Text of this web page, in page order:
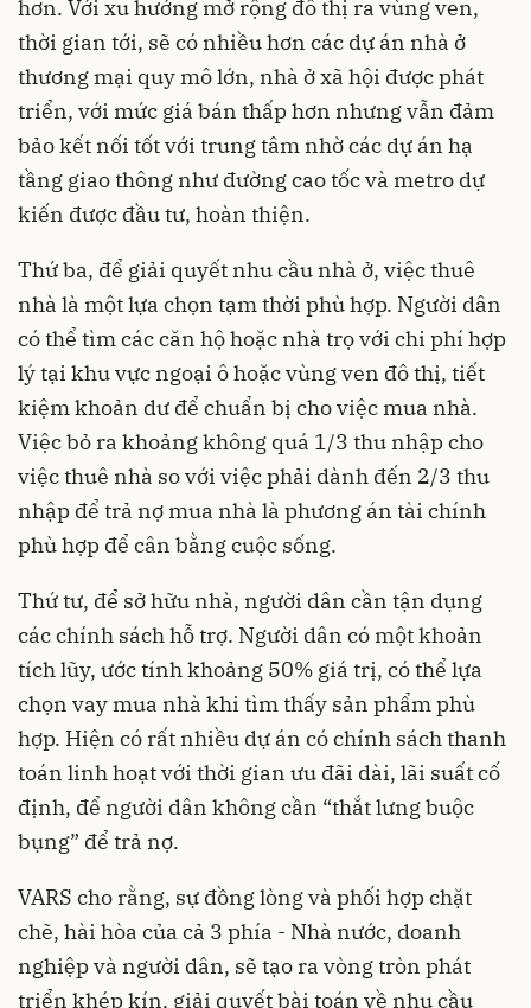
hơn. Với xu hướng mở rộng đô thị ra vùng ven,
thời gian tới, sẽ có nhiều hơn các dự án nhà ở
thương mại quy mô lớn, nhà ở xã hội được phát
triển, với mức giá bán thấp hơn nhưng vẫn đảm
bảo kết nối tốt với trung tâm nhờ các dự án hạ
tầng giao thông như đường cao tốc và metro dự
kiến được đầu tư, hoàn thiện.
Thứ ba, để giải quyết nhu cầu nhà ở, việc thuê
nhà là một lựa chọn tạm thời phù hợp. Người dân
có thể tìm các căn hộ hoặc nhà trọ với chi phí hợp
lý tại khu vực ngoại ô hoặc vùng ven đô thị, tiết
kiệm khoản dư để chuẩn bị cho việc mua nhà.
Việc bỏ ra khoảng không quá 1/3 thu nhập cho
việc thuê nhà so với việc phải dành đến 2/3 thu
nhập để trả nợ mua nhà là phương án tài chính
phù hợp để cân bằng cuộc sống.
Thứ tư, để sở hữu nhà, người dân cần tận dụng
các chính sách hỗ trợ. Người dân có một khoản
tích lũy, ước tính khoảng 50% giá trị, có thể lựa
chọn vay mua nhà khi tìm thấy sản phẩm phù
hợp. Hiện có rất nhiều dự án có chính sách thanh
toán linh hoạt với thời gian ưu đãi dài, lãi suất cố
định, để người dân không cần “thắt lưng buộc
bụng” để trả nợ.
VARS cho rằng, sự đồng lòng và phối hợp chặt
chẽ, hài hòa của cả 3 phía - Nhà nước, doanh
nghiệp và người dân, sẽ tạo ra vòng tròn phát
triển khép kín, giải quyết bài toán về nhu cầu